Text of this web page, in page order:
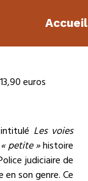
Accueil
euros
Les voies
« petite »histoire
judiciaire de
son genre. Ce